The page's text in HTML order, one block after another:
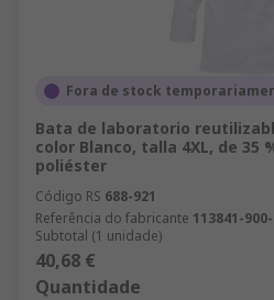
Fora de stock
Bata de laboratorio
color Blanco, talla 4XL, de 35
poliéster
Código RS 688-921
Referência do fabricante 113841-
Subtotal (1 unidade)
40,68 €
Quantidade